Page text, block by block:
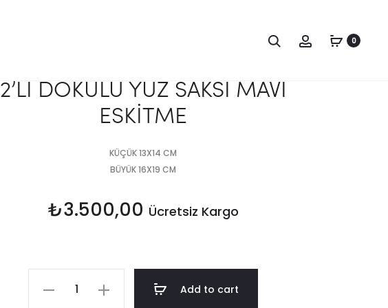
0
VAZO
DUVAR
2’Lİ DOKULU YÜZ SAKSI MAVİ
ESKİTME
KÜÇÜK 13X14 CM
BÜYÜK 16X19 CM
₺3.500,00 Ücretsiz Kargo
Add to cart